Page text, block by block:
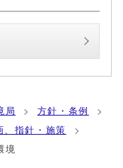
局
方針・条例
、指針・施策
境